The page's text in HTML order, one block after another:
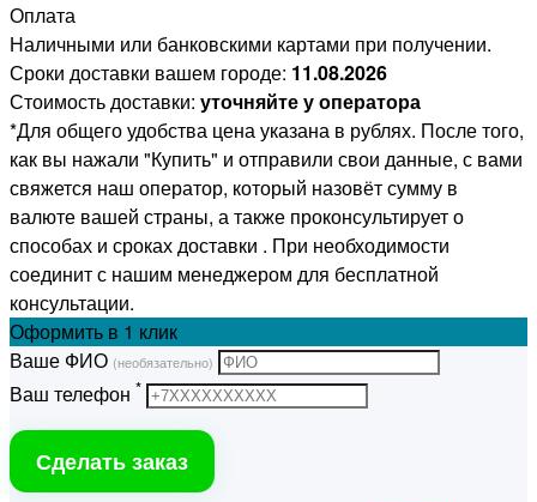
Оплата
Наличными или банковскими картами при получении.
Сроки доставки вашем городе: 11.08.2026
Стоимость доставки: уточняйте у оператора
*Для общего удобства цена указана в рублях. После того,
как вы нажали "Купить" и отправили свои данные, с вами
свяжется наш оператор, который назовёт сумму в
валюте вашей страны, а также проконсультирует о
способах и сроках доставки . При необходимости
соединит с нашим менеджером для бесплатной
консультации.
Оформить в 1 клик
Ваше ФИО (необязательно)
Ваш телефон *
Сделать заказ